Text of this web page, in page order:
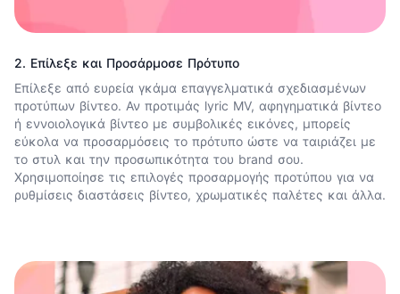
2. Επίλεξε και Προσάρμοσε Πρότυπο
Επίλεξε από ευρεία γκάμα επαγγελματικά σχεδιασμένων
προτύπων βίντεο. Αν προτιμάς lyric MV, αφηγηματικά βίντεο
ή εννοιολογικά βίντεο με συμβολικές εικόνες, μπορείς
εύκολα να προσαρμόσεις το πρότυπο ώστε να ταιριάζει με
το στυλ και την προσωπικότητα του brand σου.
Χρησιμοποίησε τις επιλογές προσαρμογής προτύπου για να
ρυθμίσεις διαστάσεις βίντεο, χρωματικές παλέτες και άλλα.